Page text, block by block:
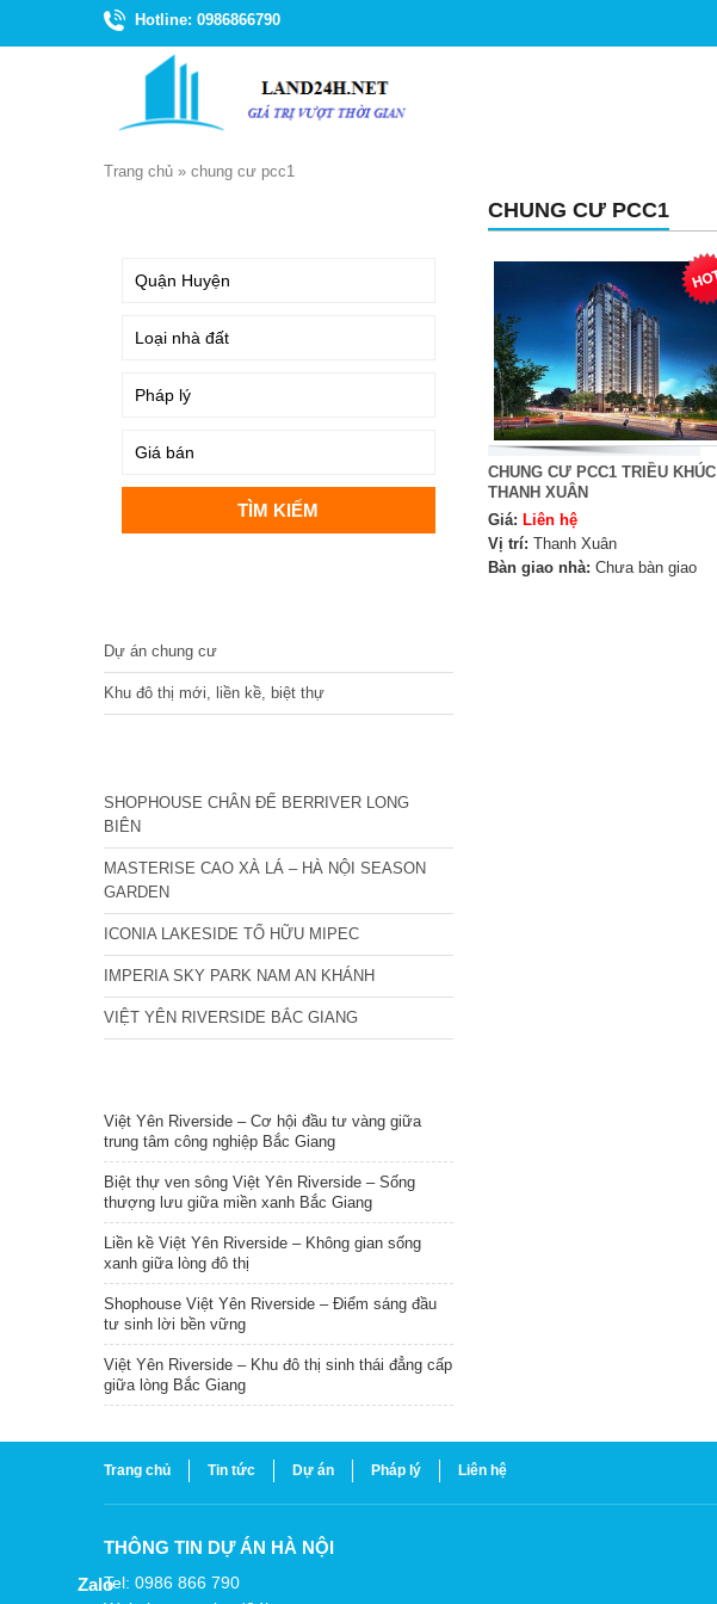
Hotline: 0986866790
Trang chủ » chung cư pcc1
CHUNG CƯ PCC1
CHUNG CƯ PCC1 TRIỀU KHÚC
THANH XUÂN
Giá: Liên hệ
Vị trí: Thanh Xuân
Bàn giao nhà: Chưa bàn giao
Dự án chung cư
Khu đô thị mới, liền kề, biệt thự
SHOPHOUSE CHÂN ĐẾ BERRIVER LONG
BIÊN
MASTERISE CAO XÀ LÁ – HÀ NỘI SEASON
GARDEN
ICONIA LAKESIDE TỐ HỮU MIPEC
IMPERIA SKY PARK NAM AN KHÁNH
VIỆT YÊN RIVERSIDE BẮC GIANG
Việt Yên Riverside – Cơ hội đầu tư vàng giữa
trung tâm công nghiệp Bắc Giang
Biệt thự ven sông Việt Yên Riverside – Sống
thượng lưu giữa miền xanh Bắc Giang
Liền kề Việt Yên Riverside – Không gian sống
xanh giữa lòng đô thị
Shophouse Việt Yên Riverside – Điểm sáng đầu
tư sinh lời bền vững
Việt Yên Riverside – Khu đô thị sinh thái đẳng cấp
giữa lòng Bắc Giang
Trang chủ Tin tức Dự án Pháp lý Liên hệ
THÔNG TIN DỰ ÁN HÀ NỘI
Tel: 0986 866 790
Zalo